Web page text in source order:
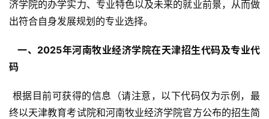
济学院的办学实力、专业特色以及未来的就业前景，从而做
出符合自身发展规划的专业选择。
  一、2025年河南牧业经济学院在天津招生代码及专业代
码
终以天津教育考试院和河南牧业经济学院官方公布的招生简